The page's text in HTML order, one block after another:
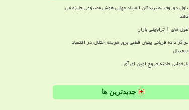
پاول دوروف به برندگان المپیاد جهانی هوش مصنوعی جایزه می
دهد
غول های 1 ترابایتی بازار
مراکز داده قربانی پنهان قطعی برق هزینه اختلال در اقتصاد
دیجیتال
بازخوانی حادثه خروج اوپن ای آی
جدیدترین ها